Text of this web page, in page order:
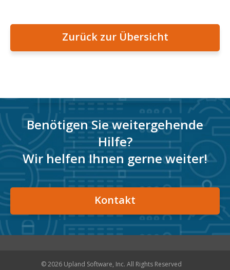
Zurück zur Übersicht
Benötigen Sie weitergehende
Hilfe?
Wir helfen Ihnen gerne weiter!
Kontakt
© 2026 Upland Software, Inc. All Rights Reserved